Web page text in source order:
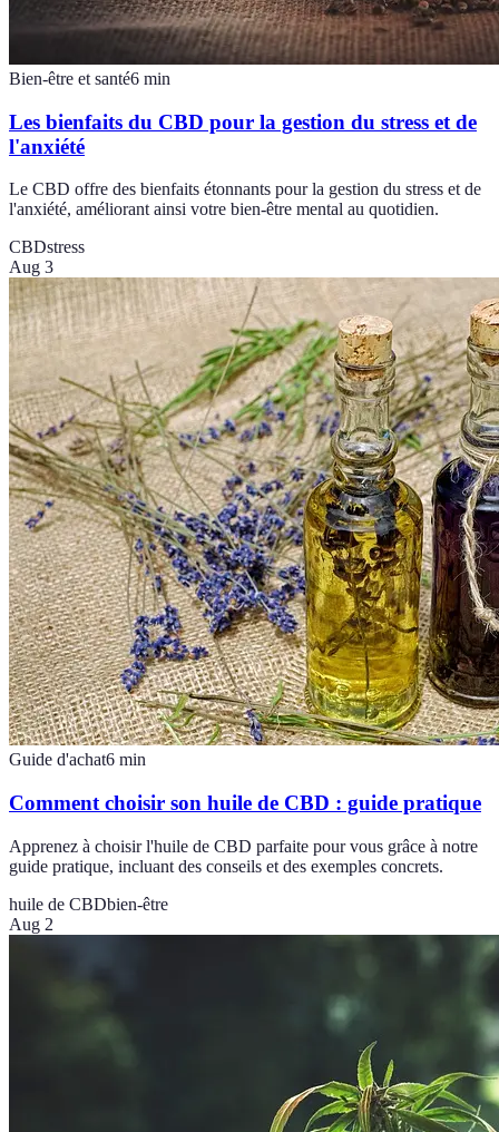
Bien-être et santé6 min
Les bienfaits du CBD pour la gestion du stress et de
l'anxiété
Le CBD offre des bienfaits étonnants pour la gestion du stress et de
l'anxiété, améliorant ainsi votre bien-être mental au quotidien.
CBDstress
Aug 3
Guide d'achat6 min
Comment choisir son huile de CBD : guide pratique
Apprenez à choisir l'huile de CBD parfaite pour vous grâce à notre
guide pratique, incluant des conseils et des exemples concrets.
huile de CBDbien-être
Aug 2